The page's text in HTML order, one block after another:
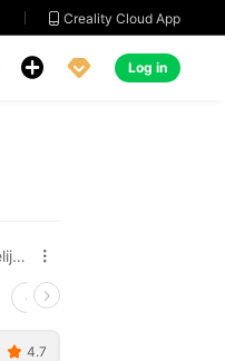
 Creality Cloud App
  Log in
Accessoires voor huishoudelijke apparaten 
Creality Hi
 4.7